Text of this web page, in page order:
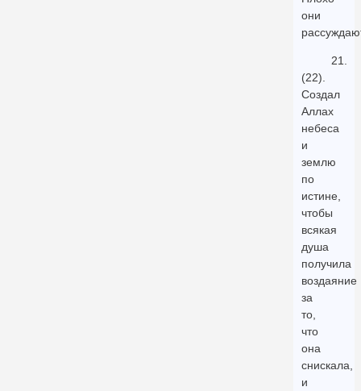
они
21.
(22).
Создал
Аллах
небеса
и
землю
по
истине,
чтобы
всякая
душа
получила
воздаяние
за
то,
что
она
снискала,
и